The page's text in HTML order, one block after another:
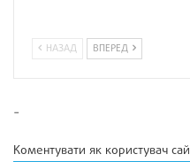
НАЗАД ВПЕРЕД
-
Коментувати як користувач